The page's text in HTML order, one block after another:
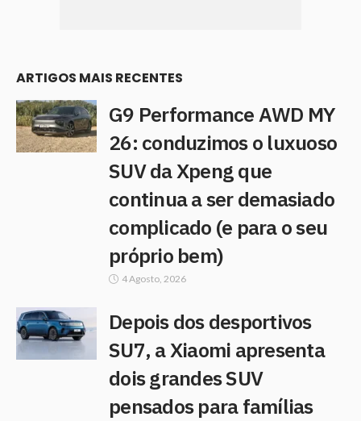
ARTIGOS MAIS RECENTES
G9 Performance AWD MY
26: conduzimos o luxuoso
SUV da Xpeng que
continua a ser demasiado
complicado (e para o seu
próprio bem)
4 Agosto, 2026
Depois dos desportivos
SU7, a Xiaomi apresenta
dois grandes SUV
pensados para famílias